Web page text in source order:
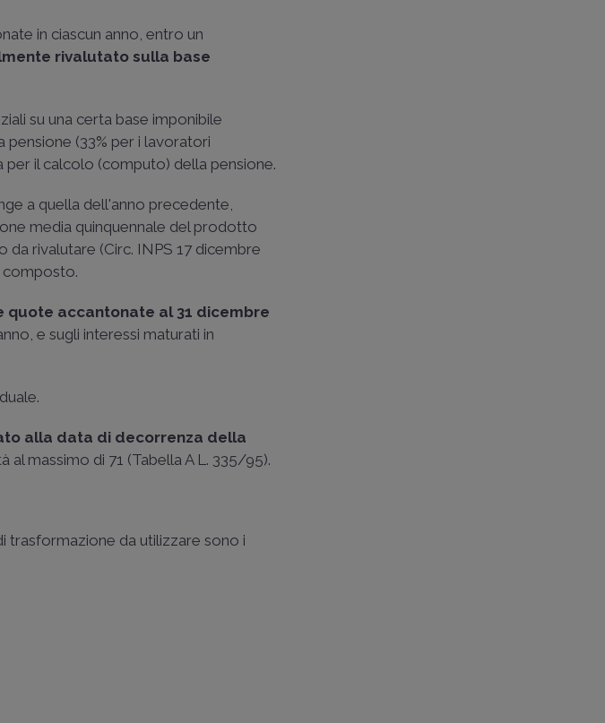
in ciascun anno, entro un
rivalutato sulla base
su una certa base imponibile
(33% per i lavoratori
il calcolo (computo) della pensione.
a quella dell'anno precedente,
media quinquennale del prodotto
da rivalutare (Circ. INPS 17 dicembre
composto.
quote accantonate al 31 dicembre
e sugli interessi maturati in
alla data di decorrenza della
massimo di 71 (Tabella A L. 335/95).
trasformazione da utilizzare sono i